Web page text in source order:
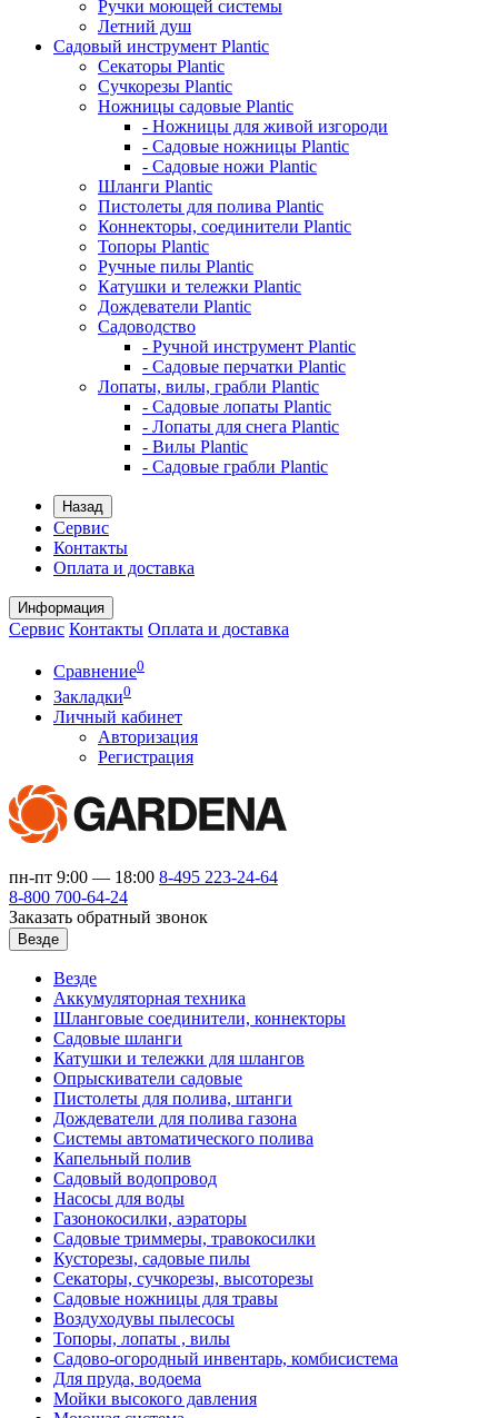
Ручки моющей системы
Летний душ
Садовый инструмент Plantic
Секаторы Plantic
Сучкорезы Plantic
Ножницы садовые Plantic
- Ножницы для живой изгороди
- Садовые ножницы Plantic
- Садовые ножи Plantic
Шланги Plantic
Пистолеты для полива Plantic
Коннекторы, соединители Plantic
Топоры Plantic
Ручные пилы Plantic
Катушки и тележки Plantic
Дождеватели Plantic
Садоводство
- Ручной инструмент Plantic
- Садовые перчатки Plantic
Лопаты, вилы, грабли Plantic
- Садовые лопаты Plantic
- Лопаты для снега Plantic
- Вилы Plantic
- Садовые грабли Plantic
Назад
Сервис
Контакты
Оплата и доставка
Информация
Сервис Контакты Оплата и доставка
Сравнение0
Закладки0
Личный кабинет
Авторизация
Регистрация
пн-пт 9:00 — 18:00 8-495 223-24-64
8-800 700-64-24
Заказать обратный звонок
Везде
Везде
Аккумуляторная техника
Шланговые соединители, коннекторы
Садовые шланги
Катушки и тележки для шлангов
Опрыскиватели садовые
Пистолеты для полива, штанги
Дождеватели для полива газона
Системы автоматического полива
Капельный полив
Садовый водопровод
Насосы для воды
Газонокосилки, аэраторы
Садовые триммеры, травокосилки
Кусторезы, садовые пилы
Секаторы, сучкорезы, высоторезы
Садовые ножницы для травы
Воздуходувы пылесосы
Топоры, лопаты , вилы
Садово-огородный инвентарь, комбисистема
Для пруда, водоема
Мойки высокого давления